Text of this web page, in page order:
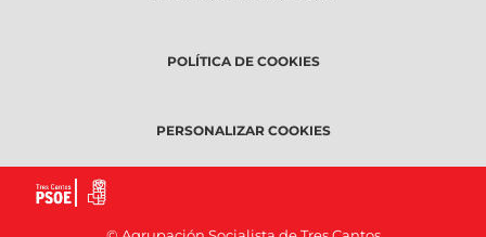
POLÍTICA DE COOKIES
PERSONALIZAR COOKIES